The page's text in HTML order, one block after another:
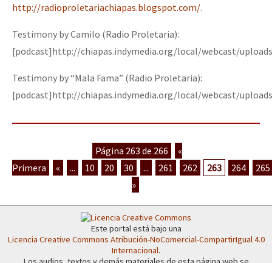
http://radioproletariachiapas.blogspot.com/.
Testimony by Camilo (Radio Proletaria):
[podcast]http://chiapas.indymedia.org/local/webcast/
Testimony by “Mala Fama” (Radio Proletaria):
[podcast]http://chiapas.indymedia.org/local/webcast/
Página 263 de 266
«
Primera
« ... 10 20 30 ... 261 262 263 264
265
»
Este portal está bajo una
Licencia Creative Commons Atribución-NoComercial-CompartirIgual 4.0
Internacional.